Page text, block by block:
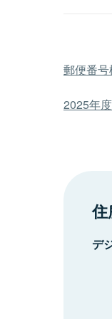
郵便番
2025年
住
デ